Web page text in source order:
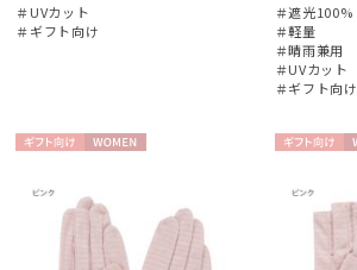
販売状況
＃UVカット
＃ギフト向け
＃遮光100%
＃軽量
＃晴雨兼用
＃UVカット
＃ギフト向け
向け
向け